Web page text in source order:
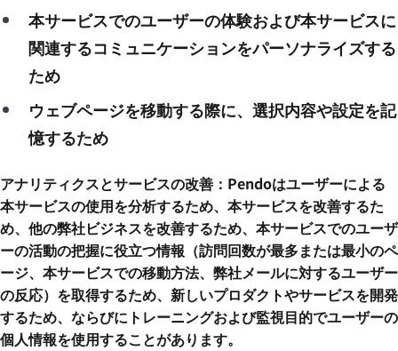
本サービスでのユーザーの体験および本サービスに
関連するコミュニケーションをパーソナライズする
ため
ウェブページを移動する際に、選択内容や設定を記
憶するため
アナリティクスとサービスの改善：Pendoはユーザーによる
本サービスの使用を分析するため、本サービスを改善するた
め、他の弊社ビジネスを改善するため、本サービスでのユーザ
ーの活動の把握に役立つ情報（訪問回数が最多または最小のペ
ージ、本サービスでの移動方法、弊社メールに対するユーザー
の反応）を取得するため、新しいプロダクトやサービスを開発
するため、ならびにトレーニングおよび監視目的でユーザーの
個人情報を使用することがあります。